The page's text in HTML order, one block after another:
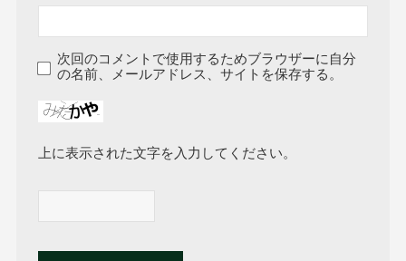
次回のコメントで使用するためブラウザーに自分
の名前、メールアドレス、サイトを保存する。
上に表示された文字を入力してください。